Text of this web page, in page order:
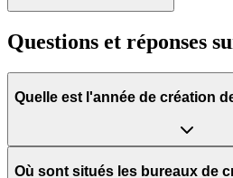
Questions et réponses
Quelle est l'année de création
Où sont situés les bureaux de